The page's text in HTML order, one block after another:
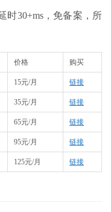
时30+ms，免备案，所
价格 购买
15元/月 链接
35元/月 链接
65元/月 链接
95元/月 链接
125元/月 链接